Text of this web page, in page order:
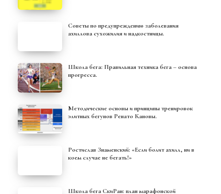
Советы по предупреждению заболевания
ахиллова сухожилия и надкостницы.
Школа бега: Правильная техника бега – основа
прогресса.
Методические основы и принципы тренировок
элитных бегунов Ренато Кановы.
Ростислав Знаменский: «Если болит ахилл, ни в
коем случае не бегать!»
Школа бега СкиРан: план марафонской